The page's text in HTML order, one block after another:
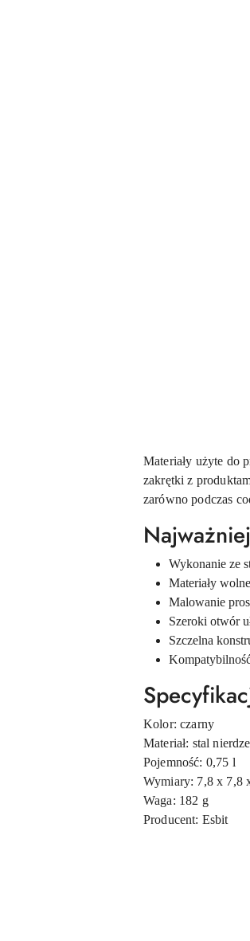
Materiały użyte do
zakrętki z
zarówno podczas
Wykonanie ze
Materiały
Malowanie
Szeroki otwór
Szczelna
Kolor: czarny
Materiał: stal
Pojemność: 0,75 l
Wymiary: 7,8 x 7,8
Waga: 182 g
Producent: Esbit